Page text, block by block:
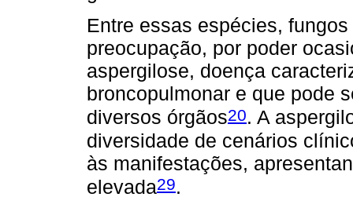
Entre essas espécies,
preocupação, por poder
aspergilose, doença
broncopulmonar e que pode
diversos órgãos20. A
diversidade de cenários
às manifestações,
elevada29.